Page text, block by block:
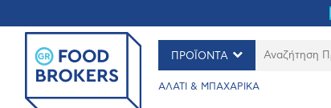
ΠΡΟΪΟΝΤΑ
ΑΛΑΤΙ & ΜΠΑΧΑΡΙΚΑ